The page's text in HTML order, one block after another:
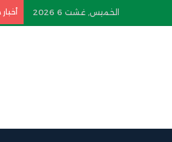
الخميس, غشت 6 2026